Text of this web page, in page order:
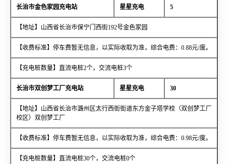
长治市金色家园充电站 星星充电 5
【地址】山西省长治市保宁门西街192号金色家园
【收费标准】停车费暂无信息，以实际收取为准，综合电费：0.88元/度。
【充电桩数量】直流电桩2个，交流电桩3个
长治市双创梦工厂充电站 星星充电 30
【地址】山西省长治市潞州区太行西街街道东方金子塔学校（双创梦工厂
校区）双创梦工厂
【收费标准】停车费暂无信息，以实际收取为准，综合电费：0.98元/度。
【充电桩数量】直流电桩30个，交流电桩0个